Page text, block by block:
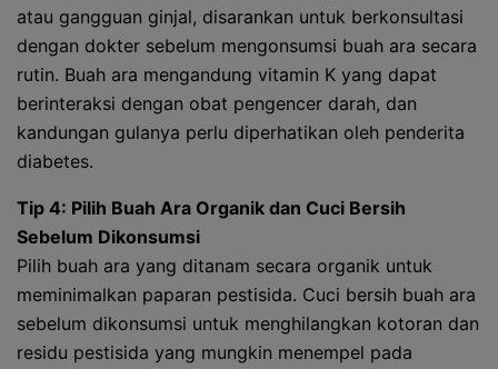
atau gangguan ginjal, disarankan untuk berkonsultasi
dengan dokter sebelum mengonsumsi buah ara secara
rutin. Buah ara mengandung vitamin K yang dapat
berinteraksi dengan obat pengencer darah, dan
kandungan gulanya perlu diperhatikan oleh penderita
diabetes.
Tip 4: Pilih Buah Ara Organik dan Cuci Bersih
Sebelum Dikonsumsi
Pilih buah ara yang ditanam secara organik untuk
meminimalkan paparan pestisida. Cuci bersih buah ara
sebelum dikonsumsi untuk menghilangkan kotoran dan
residu pestisida yang mungkin menempel pada